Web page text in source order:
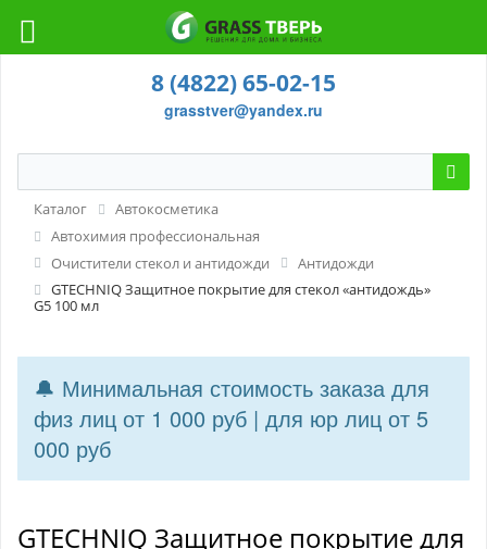
8 (4822) 65-02-15
grasstver@yandex.ru
Каталог
Автокосметика
Автохимия профессиональная
Очистители стекол и антидожди
Антидожди
GTECHNIQ Защитное покрытие для стекол «антидождь»
G5 100 мл
🔔 Минимальная стоимость заказа для
физ лиц от 1 000 руб | для юр лиц от 5
000 руб
GTECHNIQ Защитное покрытие для